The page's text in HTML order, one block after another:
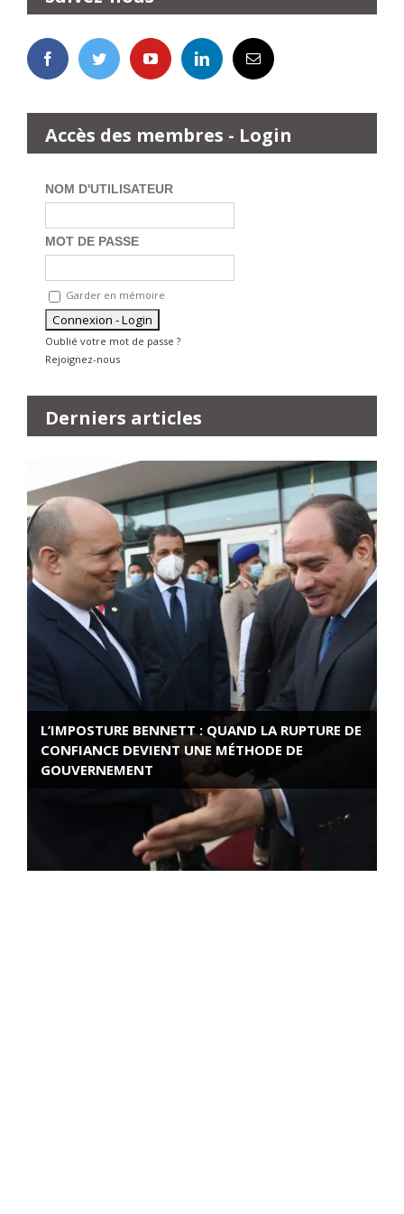
Accès des membres - Login
NOM D'UTILISATEUR
MOT DE PASSE
Garder en mémoire
Oublié votre mot de passe ?
Rejoignez-nous
Derniers articles
L’IMPOSTURE BENNETT : QUAND LA RUPTURE DE
CONFIANCE DEVIENT UNE MÉTHODE DE
GOUVERNEMENT
ROSE VALLAND, HEROÏNE DE LA RESISTANCE